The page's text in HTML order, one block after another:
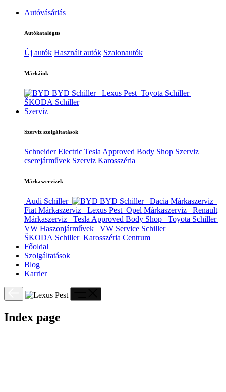
Autóvásárlás
Autókatalógus
Új autók Használt autók Szalonautók
Márkáink
BYD Schiller Lexus Pest Toyota Schiller
ŠKODA Schiller
Szerviz
Szerviz szolgáltatások
Schneider Electric Tesla Approved Body Shop Szerviz
cserejárművek Szerviz Karosszéria
Márkaszervizek
Audi Schiller BYD Schiller
Dacia Márkaszerviz
Fiat Márkaszerviz
Lexus Pest Opel Márkaszerviz
Renault
Márkaszerviz
Tesla Approved Body Shop
Toyota Schiller
VW Haszonjárművek
VW Service Schiller
ŠKODA Schiller Karosszéria Centrum
Főoldal
Szolgáltatások
Blog
Karrier
Index page